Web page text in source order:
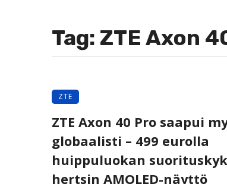
Tag: ZTE Axon
ZTE
ZTE Axon 40 Pro saapui
globaalisti – 499 eurolla
huippuluokan
hertsin AMOLED-näyttö